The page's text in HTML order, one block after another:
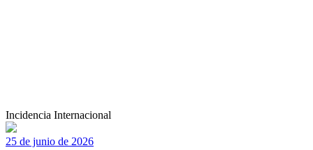
Incidencia Internacional
25 de junio de 2026